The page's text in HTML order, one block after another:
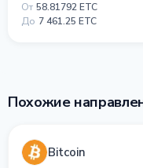
От 58.81792 ETC
До 7 461.25 ETC
Похожие
Bitcoin